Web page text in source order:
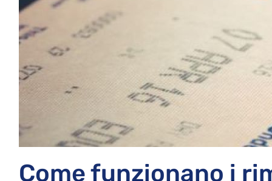
Come funzionano i